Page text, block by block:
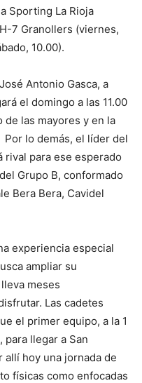
Sporting La Rioja
7 Granollers (viernes,
10.00).
Antonio Gasca, a
el domingo a las 11.00
de las mayores y en la
lo demás, el líder del
rival para ese esperado
Grupo B, conformado
Bera Bera, Cavidel
experiencia especial
ampliar su
meses
Las cadetes
el primer equipo, a la 1
para llegar a San
allí hoy una jornada de
físicas como enfocadas